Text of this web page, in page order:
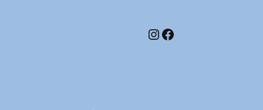
https://www.instagram.com/ordination_sternenzauber/ https://www.facebook.com/profile.php?id=61558715114806&locale=de_DE